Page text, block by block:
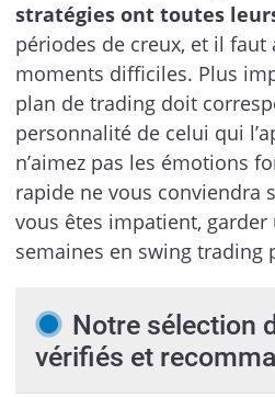
stratégies ont toutes
périodes de creux, et il faut
moments difficiles. Plus
plan de trading doit
personnalité de celui qui
n’aimez pas les émotions
rapide ne vous conviendra
vous êtes impatient,
semaines en swing trading
Notre sélection
vérifiés et